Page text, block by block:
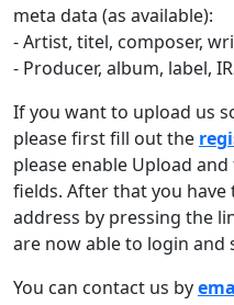
meta data (as available):
- Artist, titel, composer,
- Producer, album, label,
If you want to upload us
please first fill out the
please enable Upload
fields. After that you have
address by pressing the
are now able to login
You can contact us by